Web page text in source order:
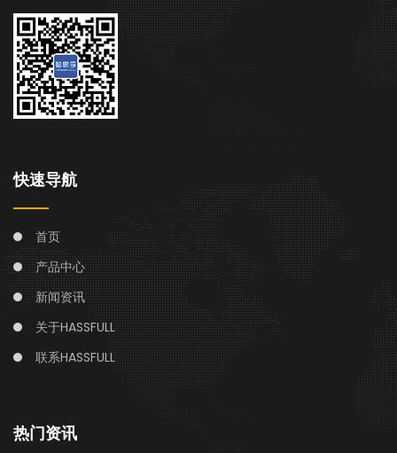
快速导航
首页
产品中心
新闻资讯
关于HASSFULL
联系HASSFULL
热门资讯